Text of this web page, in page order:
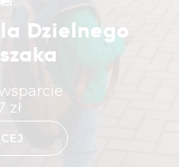
Dzielnego
zł